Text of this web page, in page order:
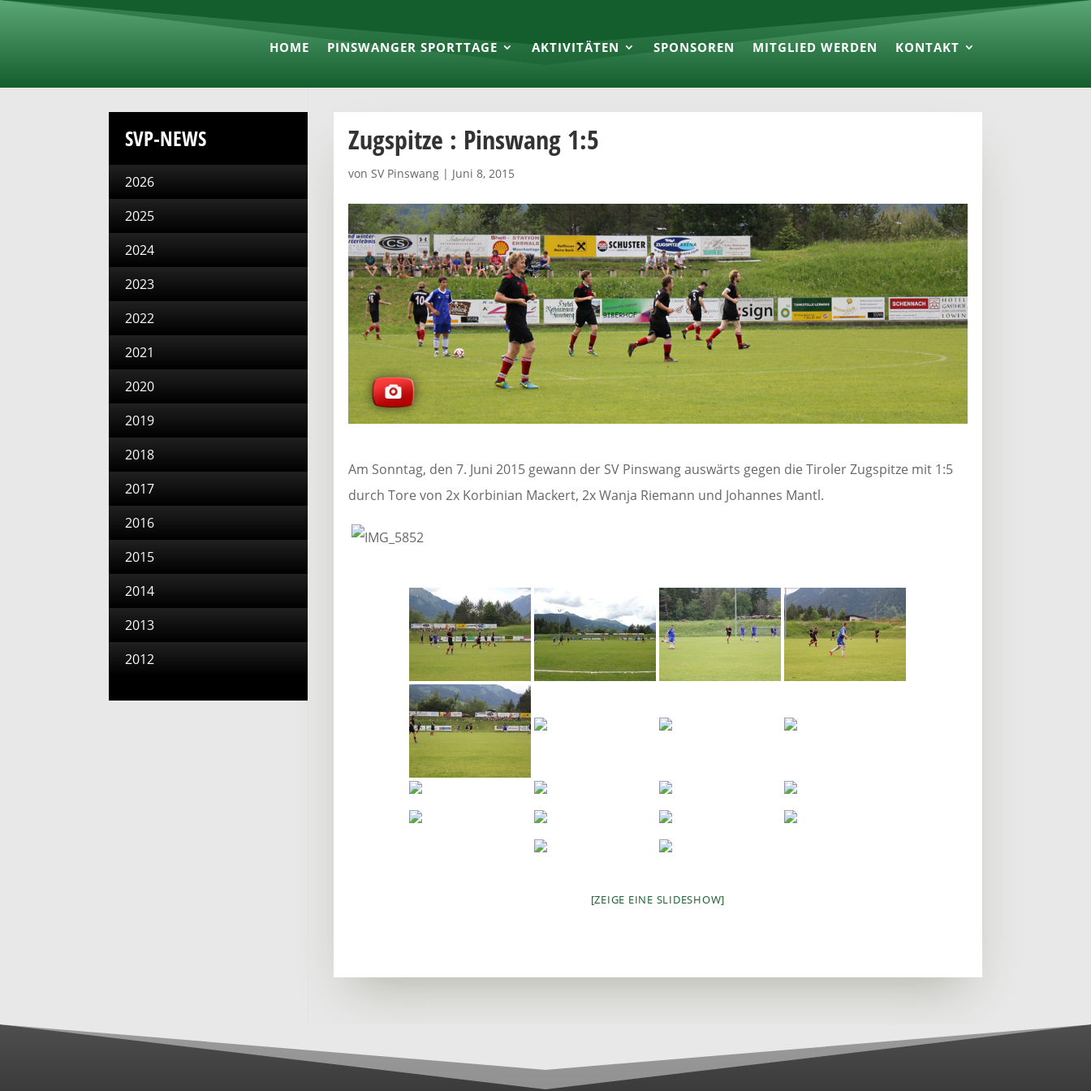
HOME PINSWANGER SPORTTAGE AKTIVITÄTEN SPONSOREN MITGLIED WERDEN KONTAKT
Zugspitze : Pinswang 1:5
vonSV Pinswang | Juni 8, 2015
Am Sonntag, den 7. Juni 2015 gewann der SV Pinswang auswärts gegen die Tiroler Zugspitze mit 1:5
durch Tore von 2x Korbinian Mackert, 2x Wanja Riemann und Johannes Mantl.
[ZEIGE EINE SLIDESHOW]
SVP-NEWS
2026
2025
2024
2023
2022
2021
2020
2019
2018
2017
2016
2015
2014
2013
2012